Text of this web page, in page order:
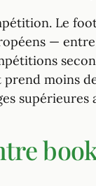
Le
—
moins
supérieures